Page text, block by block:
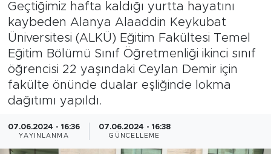
Geçtiğimiz hafta kaldığı yurtta hayatını
kaybeden Alanya Alaaddin Keykubat
Üniversitesi (ALKÜ) Eğitim Fakültesi Temel
Eğitim Bölümü Sınıf Öğretmenliği ikinci sınıf
öğrencisi 22 yaşındaki Ceylan Demir için
fakülte önünde dualar eşliğinde lokma
dağıtımı yapıldı.
07.06.2024 - 16:36
YAYINLANMA
07.06.2024 - 16:38
GÜNCELLEME
Eğitim
Ekonomi
Gazipaşa
Haber Arşivi